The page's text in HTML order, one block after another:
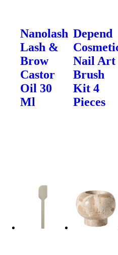
Nanolash
Lash &
Brow
Castor
Oil 30
Ml
Depend
Nail Art
Brush
Kit 4
Pieces